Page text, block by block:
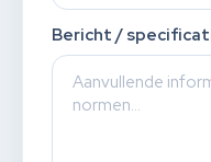
Bericht /